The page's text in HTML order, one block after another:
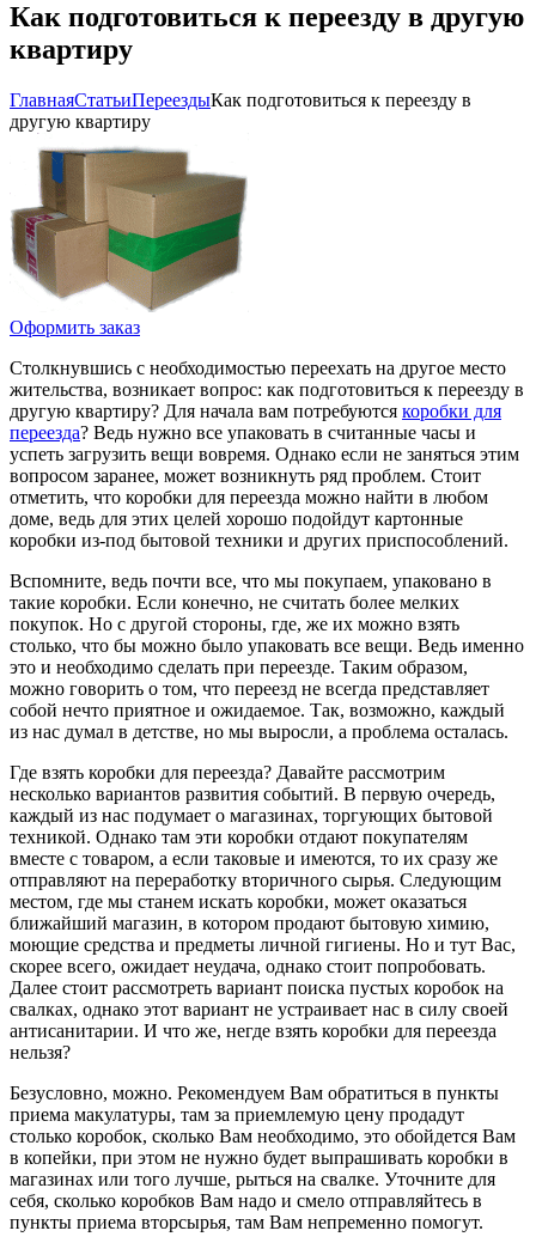
Как подготовиться к переезду в другую
квартиру
ГлавнаяCтатьиПереездыКак подготовиться к переезду в
другую квартиру
Оформить заказ
Столкнувшись с необходимостью переехать на другое место
жительства, возникает вопрос: как подготовиться к переезду в
другую квартиру? Для начала вам потребуются коробки для
переезда? Ведь нужно все упаковать в считанные часы и
успеть загрузить вещи вовремя. Однако если не заняться этим
вопросом заранее, может возникнуть ряд проблем. Стоит
отметить, что коробки для переезда можно найти в любом
доме, ведь для этих целей хорошо подойдут картонные
коробки из-под бытовой техники и других приспособлений.
Вспомните, ведь почти все, что мы покупаем, упаковано в
такие коробки. Если конечно, не считать более мелких
покупок. Но с другой стороны, где, же их можно взять
столько, что бы можно было упаковать все вещи. Ведь именно
это и необходимо сделать при переезде. Таким образом,
можно говорить о том, что переезд не всегда представляет
собой нечто приятное и ожидаемое. Так, возможно, каждый
из нас думал в детстве, но мы выросли, а проблема осталась.
Где взять коробки для переезда? Давайте рассмотрим
несколько вариантов развития событий. В первую очередь,
каждый из нас подумает о магазинах, торгующих бытовой
техникой. Однако там эти коробки отдают покупателям
вместе с товаром, а если таковые и имеются, то их сразу же
отправляют на переработку вторичного сырья. Следующим
местом, где мы станем искать коробки, может оказаться
ближайший магазин, в котором продают бытовую химию,
моющие средства и предметы личной гигиены. Но и тут Вас,
скорее всего, ожидает неудача, однако стоит попробовать.
Далее стоит рассмотреть вариант поиска пустых коробок на
свалках, однако этот вариант не устраивает нас в силу своей
антисанитарии. И что же, негде взять коробки для переезда
нельзя?
Безусловно, можно. Рекомендуем Вам обратиться в пункты
приема макулатуры, там за приемлемую цену продадут
столько коробок, сколько Вам необходимо, это обойдется Вам
в копейки, при этом не нужно будет выпрашивать коробки в
магазинах или того лучше, рыться на свалке. Уточните для
себя, сколько коробков Вам надо и смело отправляйтесь в
пункты приема вторсырья, там Вам непременно помогут.